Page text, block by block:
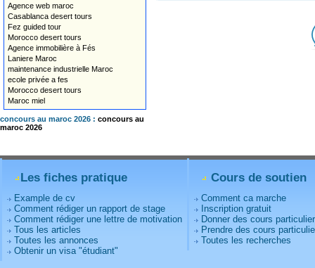
Agence web maroc
Casablanca desert tours
Fez guided tour
Morocco desert tours
Agence immobilière à Fés
Laniere Maroc
maintenance industrielle Maroc
ecole privée a fes
Morocco desert tours
Maroc miel
concours au maroc 2026 : concours au
maroc 2026
Les fiches pratique
Example de cv
Comment rédiger un rapport de stage
Comment rédiger une lettre de motivation
Tous les articles
Toutes les annonces
Obtenir un visa "étudiant"
Cours de soutien
Comment ca marche
Inscription gratuit
Donner des cours
Prendre des cours
Toutes les recherches